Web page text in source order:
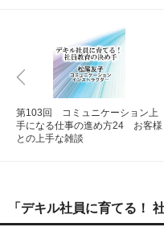
第103回 コミュニケーション上
手になる仕事の進め方24 お客様
との上手な雑談
「デキル社員に育てる！